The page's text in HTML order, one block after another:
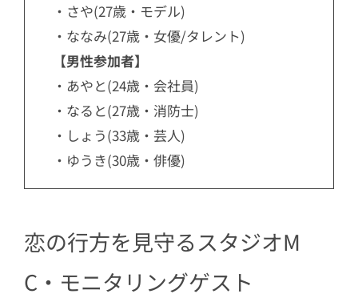
・さや(27歳・モデル)
・ななみ(27歳・女優/タレント)
【男性参加者】
・あやと(24歳・会社員)
・なると(27歳・消防士)
・しょう(33歳・芸人)
・ゆうき(30歳・俳優)
恋の行方を見守るスタジオM
C・モニタリングゲスト